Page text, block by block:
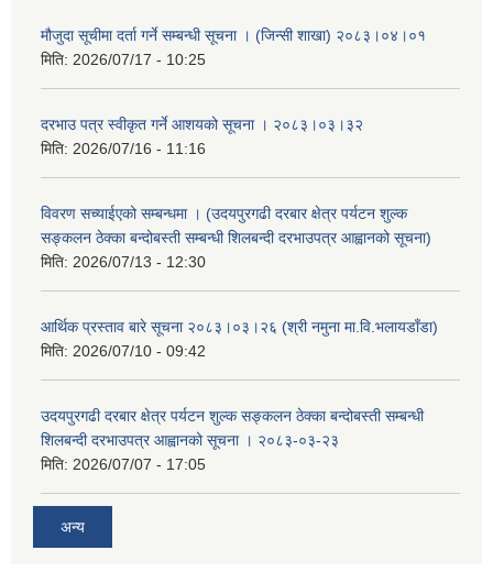
मौजुदा सूचीमा दर्ता गर्ने सम्बन्धी सूचना । (जिन्सी शाखा) २०८३।०४।०१
मिति: 2026/07/17 - 10:25
दरभाउ पत्र स्वीकृत गर्ने आशयको सूचना । २०८३।०३।३२
मिति: 2026/07/16 - 11:16
विवरण सच्याईएको सम्बन्धमा । (उदयपुरगढी दरबार क्षेत्र पर्यटन शुल्क
सङ्कलन ठेक्का बन्दोबस्ती सम्बन्धी शिलबन्दी दरभाउपत्र आह्वानको सूचना)
मिति: 2026/07/13 - 12:30
आर्थिक प्रस्ताव बारे सूचना २०८३।०३।२६ (श्री नमुना मा.वि.भलायडाँडा)
मिति: 2026/07/10 - 09:42
उदयपुरगढी दरबार क्षेत्र पर्यटन शुल्क सङ्कलन ठेक्का बन्दोबस्ती सम्बन्धी
शिलबन्दी दरभाउपत्र आह्वानको सूचना । २०८३-०३-२३
मिति: 2026/07/07 - 17:05
अन्य